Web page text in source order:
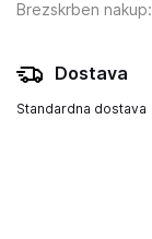
Brezskrben nakup:
Dostava
Standardna dostava